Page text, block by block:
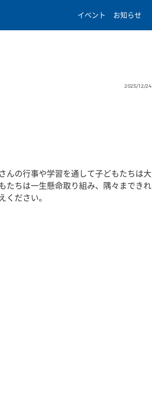
イベント
お知らせ
2025/12/24
んの行事や学習を通して子どもたちは大
たちは一生懸命取り組み、隅々まできれ
ださい。